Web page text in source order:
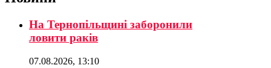
На Тернопільщині заборонили
ловити раків
07.08.2026, 13:10